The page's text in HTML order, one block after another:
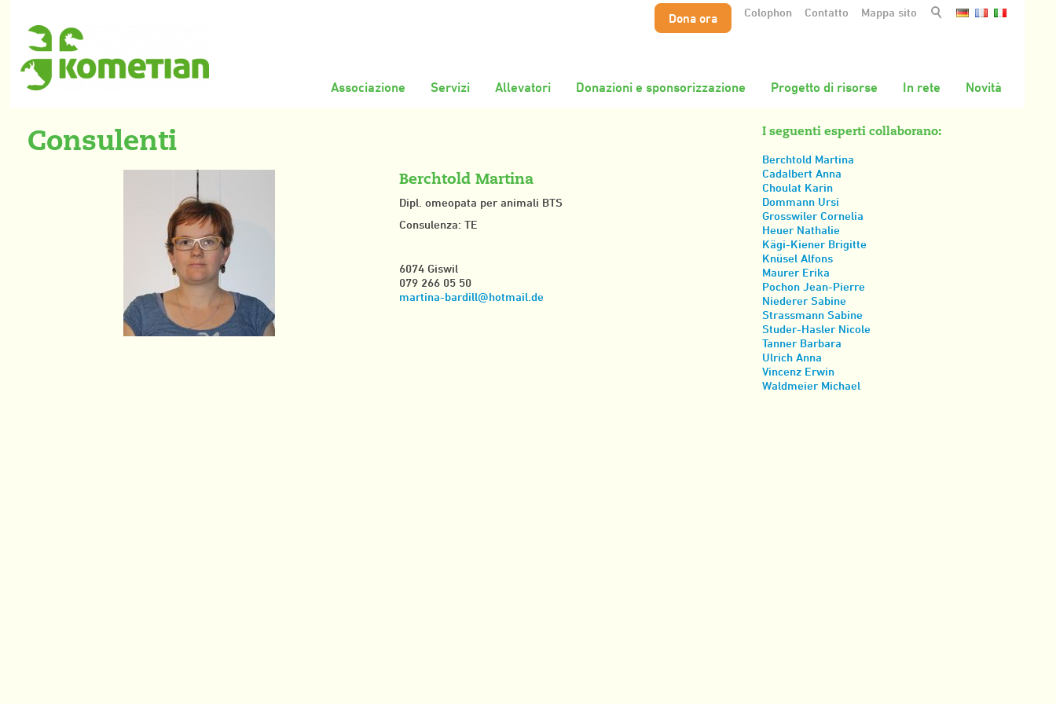
Colophon Contatto Mappa sito
Dona ora
Associazione Servizi Allevatori Donazioni e sponsorizzazione Progetto di risorse In rete Novità
Consulenti
Berchtold Martina
Dipl. omeopata per animali BTS
Consulenza: TE
6074 Giswil
079 266 05 50
m rt n -b rd ll h tm l d
I seguenti esperti collaborano:
Berchtold Martina
Cadalbert Anna
Choulat Karin
Dommann Ursi
Grosswiler Cornelia
Heuer Nathalie
Kägi-Kiener Brigitte
Knüsel Alfons
Maurer Erika
Pochon Jean-Pierre
Niederer Sabine
Strassmann Sabine
Studer-Hasler Nicole
Tanner Barbara
Ulrich Anna
Vincenz Erwin
Waldmeier Michael